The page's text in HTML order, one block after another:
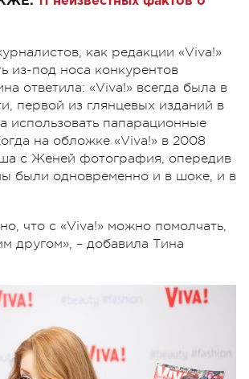
как редакции «Viva!»
из-под носа конкурентов
ответила: «Viva!» всегда была в
первой из глянцевых изданий в
использовать папарационные
на обложке «Viva!» в 2008
с Женей фотография, опередив
были одновременно и в шоке, и в
что с «Viva!» можно помолчать,
другом», – добавила Тина